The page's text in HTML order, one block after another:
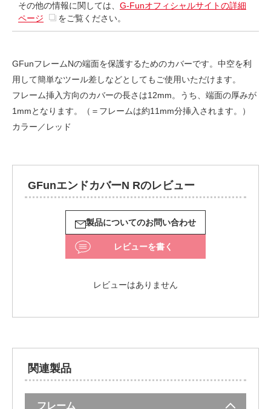
その他の情報に関しては、 G-Funオフィシャルサイトの詳細
ページ
をご覧ください。
GFunフレームNの端面を保護するためのカバーです。中空を利
用して簡単なツール差しなどとしてもご使用いただけます。
フレーム挿入方向のカバーの長さは12mm。うち、端面の厚みが
1mmとなります。（＝フレームは約11mm分挿入されます。）
カラー／レッド
GFunエンドカバーN Rのレビュー
製品についてのお問い合わせ
レビューを書く
レビューはありません
関連製品
フレーム